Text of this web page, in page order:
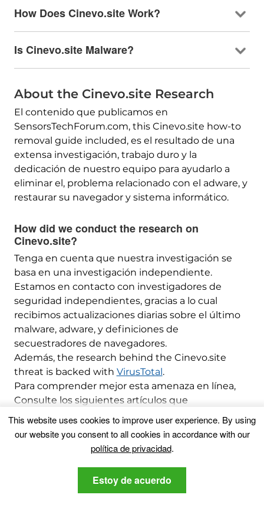
How Does Cinevo.site Work?
Is Cinevo.site Malware?
About the Cinevo.site Research
El contenido que publicamos en
SensorsTechForum.com, this Cinevo.site how-to
removal guide included, es el resultado de una
extensa investigación, trabajo duro y la
dedicación de nuestro equipo para ayudarlo a
eliminar el, problema relacionado con el adware, y
restaurar su navegador y sistema informático.
How did we conduct the research on
Cinevo.site?
Tenga en cuenta que nuestra investigación se
basa en una investigación independiente.
Estamos en contacto con investigadores de
seguridad independientes, gracias a lo cual
recibimos actualizaciones diarias sobre el último
malware, adware, y definiciones de
secuestradores de navegadores.
Además, the research behind the Cinevo.site
threat is backed with VirusTotal.
Para comprender mejor esta amenaza en línea,
Consulte los siguientes artículos que
Ventsislav Krastev
Ventsislav es un experto en
ciberseguridad en
This website uses cookies to improve user experience. By using
our website you consent to all cookies in accordance with our
política de privacidad.
Estoy de acuerdo